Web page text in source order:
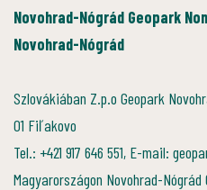
Novohrad-Nógrád Geopark
Novohrad-Nógrád
Szlovákiában Z.p.o Geopark
01 Fiľakovo
Tel.: +421 917 646 551, E-mail:
Magyarországon Novohrad-